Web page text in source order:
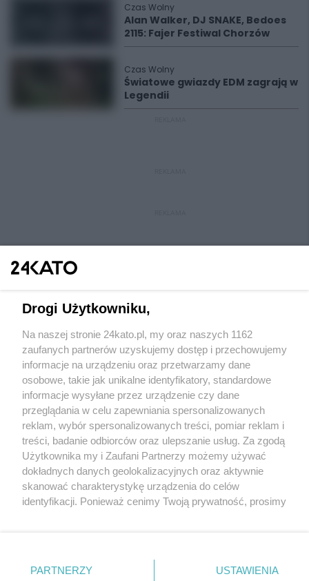
Czas Wolny
Alan Walker, DJ SNAKE, Bedoes
2115: Fajer Festiwal Chorzów
Czas Wolny
Światowe gwiazdy EDM zagrają w
Legendii
Wydawca mediów lokalnych
Nie zapomnij
zapoznać się z:
polityką prywatności regulamin korzystania z portali
Twojemiasto
Piekary Śląskie
Chorzów
Tarnowskie Góry
Gliwice
Skontakuj sięz nami
Kontakt
Wydawca
Redakcja
Drogi Użytkowniku,
Na naszej stronie 24kato.pl, my oraz naszych 1162
zaufanych partnerów uzyskujemy dostęp i przechowujemy
informacje na urządzeniu oraz przetwarzamy dane
osobowe, takie jak unikalne identyfikatory, standardowe
informacje wysyłane przez urządzenie czy dane
przeglądania w celu zapewniania spersonalizowanych
reklam, wybór spersonalizowanych treści, pomiar reklam i
treści, badanie odbiorców oraz ulepszanie usług. Za zgodą
Użytkownika my i Zaufani Partnerzy możemy używać
dokładnych danych geolokalizacyjnych oraz aktywnie
skanować charakterystykę urządzenia do celów
identyfikacji. Ponieważ cenimy Twoją prywatność, prosimy
prywatności znajdujący się w lewym dolnym rogu strony
PARTNERZY USTAWIENIA